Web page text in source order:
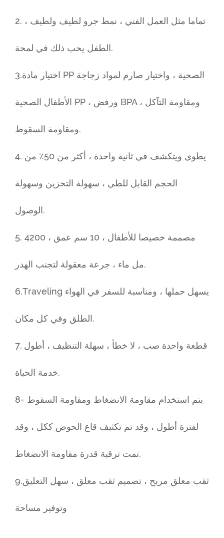
2. تماما مثل العمل الفني ، نمط جرو لطيف ولطيف ،
الطفل يحب ذلك في لمحة.
3.اختيار مادة PP الصحية ، واختيار صارم لمواد زجاجة
الأطفال الصحية PP ، ورفض BPA ، ومقاومة التآكل
ومقاومة السقوط.
4. يطوي ويتكشف في ثانية واحدة ، أكثر من 50٪ من
الحجم القابل للطي ، سهولة التخزين وسهولة
الوصول.
5. مصممة خصيصا للأطفال ، 10 سم عمق ، 4200
مل ماء ، جرعة معقولة لتجنب الهدر.
6.Traveling يسهل حملها ، ومناسبة للسفر في الهواء
الطلق وفي كل مكان.
7. قطعة واحدة صب ، لا خطأ ، سهلة التنظيف ، أطول
خدمة الحياة.
8- يتم استخدام مقاومة الانضغاط ومقاومة السقوط
لفترة أطول ، وقد تم تكثيف قاع الحوض ككل ، وقد
تمت ترقية قدرة مقاومة الانضغاط.
9.ثقب معلق مريح ، تصميم ثقب معلق ، سهل التعليق
وتوفير مساحة